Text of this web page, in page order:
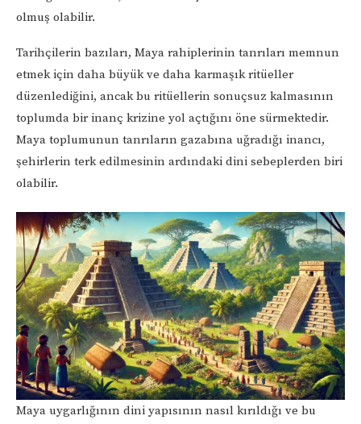
olmuş olabilir.
Tarihçilerin bazıları, Maya rahiplerinin tanrıları memnun
etmek için daha büyük ve daha karmaşık ritüeller
düzenlediğini, ancak bu ritüellerin sonuçsuz kalmasının
toplumda bir inanç krizine yol açtığını öne sürmektedir.
Maya toplumunun tanrıların gazabına uğradığı inancı,
şehirlerin terk edilmesinin ardındaki dini sebeplerden biri
olabilir.
Maya uygarlığının dini yapısının nasıl kırıldığı ve bu